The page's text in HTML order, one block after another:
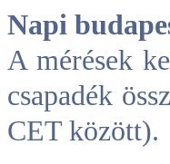
Napi
A mérések
csapadék
CET között).